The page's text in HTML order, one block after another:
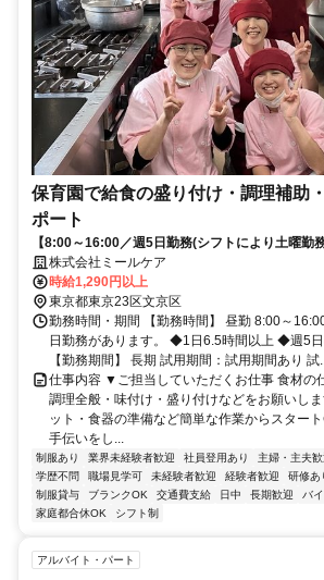
保育園で給食の盛り付け・調理補助
ポート
【8:00～16:00／週5日勤務(シフトにより土曜勤
顔がうれしい♪
株式会社ミールケア
時給1,290円以上
東京都東京23区文京区
勤務時間・期間 【勤務時間】 昼勤 8:00～
日勤務があります。 ◆1日6.5時間以上 ◆週5
【勤務期間】 長期 試用期間：試用期間あり 試
仕事内容 ▼ご担当していただくお仕事 食材の
調理全般・味付け・盛り付けなどをお願いし
ット・食器の準備など簡単な作業からスター
手伝いをし...
制服あり 業界未経験者歓迎 社員登用あり 主婦・主夫歓
学歴不問
職場見学可 未経験者歓迎 経験者歓迎 研修あ
制服貸与
ブランクOK 交通費支給 日中 長期歓迎
バ
家庭都合休OK
シフト制
アルバイト・パート